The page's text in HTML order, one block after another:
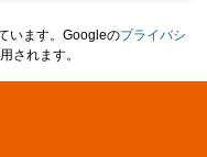
います。Googleのプライバシ
されます。